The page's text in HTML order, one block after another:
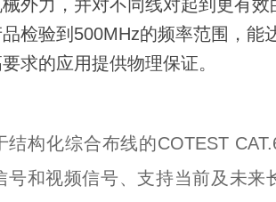
外力，并对不同线对起到更有
检验到500MHz的频率范围，能
求的应用提供物理保证。
结构化综合布线的COTEST
号和视频信号、支持当前及未来